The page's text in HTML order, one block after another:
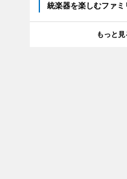
統楽器を楽しむファミ
もっと見